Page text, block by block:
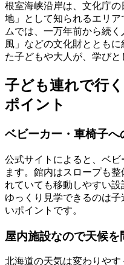
根室海峡沿岸は、文化庁
地」として知られるエリ
ムでは、一万年前から続
風」などの文化財ととも
た子どもや大人が、学びと
子ども連れで行
ポイント
ベビーカー・車椅子へ
公式サイトによると、 ベビ
ます。館内はスロープも
れていても移動しやすい設
ゆっくり見学できるのは
いポイントです。
屋内施設なので天候を
北海道の天気は変わりや